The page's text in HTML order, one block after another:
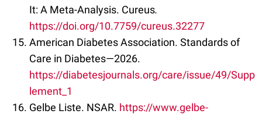
It: A Meta-Analysis. Cureus.
https://doi.org/10.7759/cureus.32277
American Diabetes Association. Standards of
Care in Diabetes—2026.
https://diabetesjournals.org/care/issue/49/Supp
lement_1
Gelbe Liste. NSAR. https://www.gelbe-